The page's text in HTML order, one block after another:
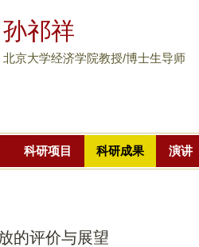
到
主
要
孙祁祥
北京大学经济学院教授/博士生导师
科研项目 科研成果 演讲
的评价与展望